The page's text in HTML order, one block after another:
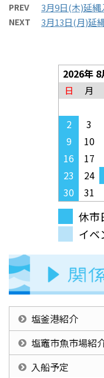
PREV 3月9日(木)延縄
NEXT 3月13日(月)延
2026年 8
日 月
2
3
9
10
16
17
23
24
30
31
休市
イベ
塩釜港紹介
塩竈市魚市場紹
入船予定